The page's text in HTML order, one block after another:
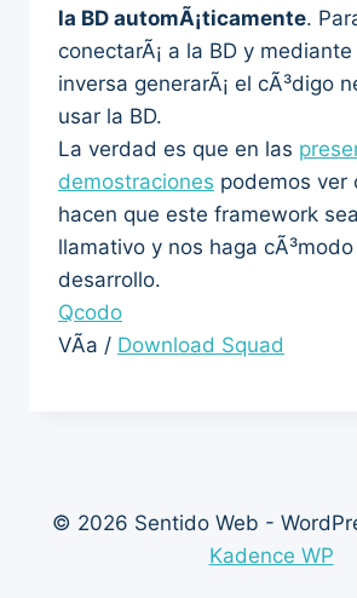
la BD automÃ¡ticamente.
conectarÃ¡ a la BD y
inversa generarÃ¡ el cÃ³digo
usar la BD.
La verdad es que en las
demostraciones podemos ver
hacen que este framework
llamativo y nos haga cÃ³modo
desarrollo.
Qcodo
VÃ­a / Download Squad
© 2026 Sentido Web -
Kadence WP